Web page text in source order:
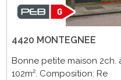
4420 MONTEGNEE
Bonne petite maison 2ch.
102m². Composition: Re